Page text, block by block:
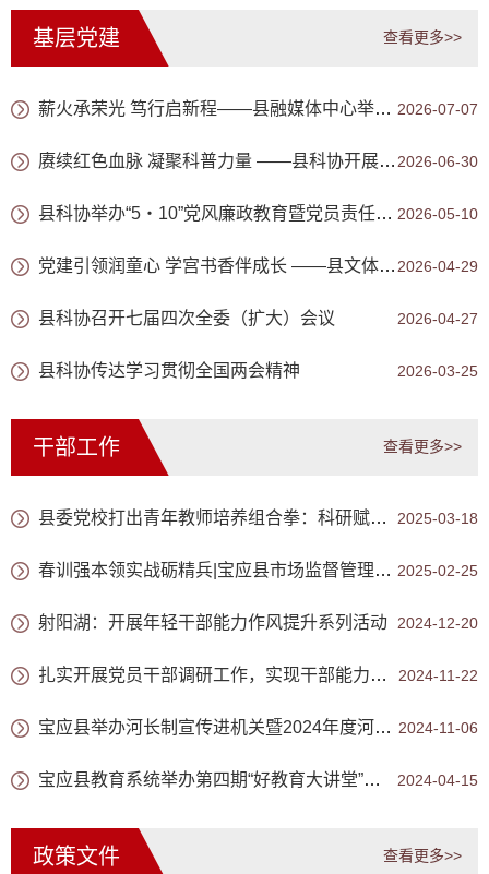
基层党建 查看更多>>
2026-07-07
薪火承荣光 笃行启新程——县融媒体中心举办“光荣在党50年”纪念章颁发仪式
2026-06-30
赓续红色血脉 凝聚科普力量 ——县科协开展迎七一主题党日活动
2026-05-10
县科协举办“5・10”党风廉政教育暨党员责任强化专题培训班
2026-04-29
党建引领润童心 学宫书香伴成长 ——县文体广旅局“世界读书日”主题活动圆满落幕
2026-04-27
县科协召开七届四次全委（扩大）会议
2026-03-25
县科协传达学习贯彻全国两会精神
干部工作 查看更多>>
2025-03-18
县委党校打出青年教师培养组合拳：科研赋能+课堂练兵双轨并进
2025-02-25
春训强本领实战砺精兵|宝应县市场监督管理局举办2025年春训班
2024-12-20
射阳湖：开展年轻干部能力作风提升系列活动
2024-11-22
扎实开展党员干部调研工作，实现干部能力作风提升
2024-11-06
宝应县举办河长制宣传进机关暨2024年度河长制工作业务骨干培训
2024-04-15
宝应县教育系统举办第四期“好教育大讲堂”活动
政策文件 查看更多>>